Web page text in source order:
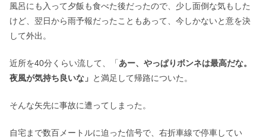
風呂にも入って夕飯も食べた後だったので、少し面倒な気もした
けど、翌日から雨予報だったこともあって、今しかないと意を決
して外出。
近所を40分くらい流して、「あー、やっぱりボンネは最高だな。
夜風が気持ち良いな」 と満足して帰路についた。
そんな矢先に事故に遭ってしまった。
自宅まで数百メートルに迫った信号で、右折車線で停車してい